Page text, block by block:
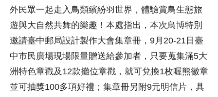
外民眾一起走入鳥類繽紛羽世界，體驗賞鳥生態旅
遊與大自然共舞的樂趣！本處指出，本次鳥博特別
邀請臺中郵局設計製作大會集章冊，9月20-21日臺
中市民廣場現場限量贈送給參加者，只要蒐集滿5大
洲特色章戳及12款攤位章戳，就可兌換1枚喔熊徽章
並可抽獎100多項好禮；集章冊另附9元明信片，具